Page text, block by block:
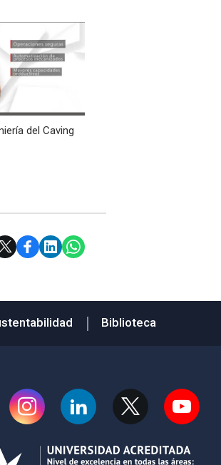
del Caving
Biblioteca